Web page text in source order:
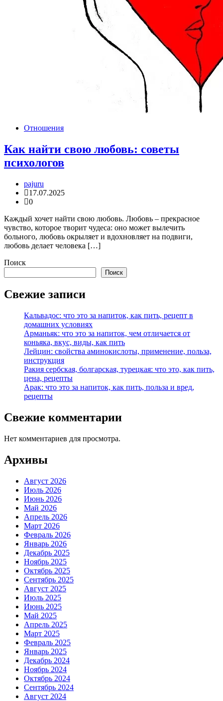
Отношения
Как найти свою любовь: советы
психологов
pajuru
17.07.2025
0
Каждый хочет найти свою любовь. Любовь – прекрасное
чувство, которое творит чудеса: оно может вылечить
больного, любовь окрыляет и вдохновляет на подвиги,
любовь делает человека […]
Поиск
Поиск
Свежие записи
Кальвадос: что это за напиток, как пить, рецепт в
домашних условиях
Арманьяк: что это за напиток, чем отличается от
коньяка, вкус, виды, как пить
Лейцин: свойства аминокислоты, применение, польза,
инструкция
Ракия сербская, болгарская, турецкая: что это, как пить,
цена, рецепты
Арак: что это за напиток, как пить, польза и вред,
рецепты
Свежие комментарии
Нет комментариев для просмотра.
Архивы
Август 2026
Июль 2026
Июнь 2026
Май 2026
Апрель 2026
Март 2026
Февраль 2026
Январь 2026
Декабрь 2025
Ноябрь 2025
Октябрь 2025
Сентябрь 2025
Август 2025
Июль 2025
Июнь 2025
Май 2025
Апрель 2025
Март 2025
Февраль 2025
Январь 2025
Декабрь 2024
Ноябрь 2024
Октябрь 2024
Сентябрь 2024
Август 2024